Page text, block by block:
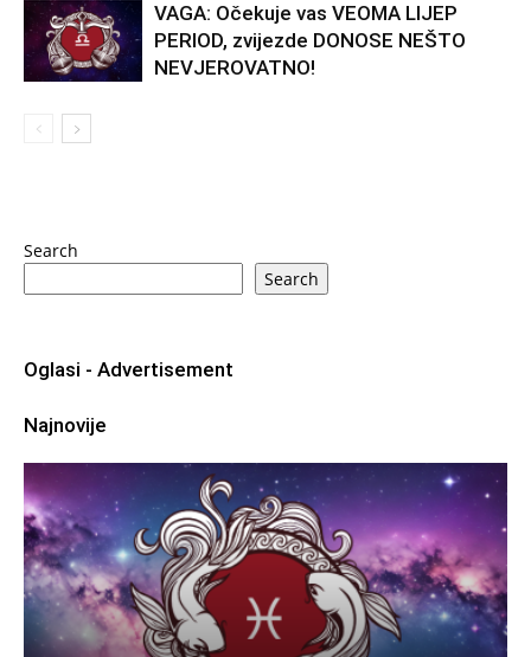
VAGA: Očekuje vas VEOMA LIJEP
PERIOD, zvijezde DONOSE NEŠTO
NEVJEROVATNO!
Search
Search
Oglasi - Advertisement
Najnovije